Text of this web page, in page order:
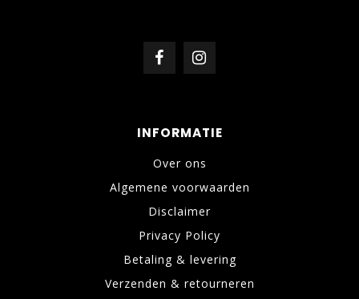
INFORMATIE
Over ons
Algemene voorwaarden
Disclaimer
Privacy Policy
Betaling & levering
Verzenden & retourneren